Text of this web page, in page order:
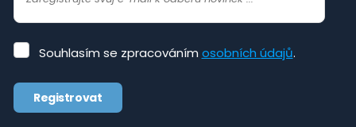
Souhlasím
zpracováním
osobních
údajů.
Souhlasím se zpracováním osobních údajů.
Registrovat